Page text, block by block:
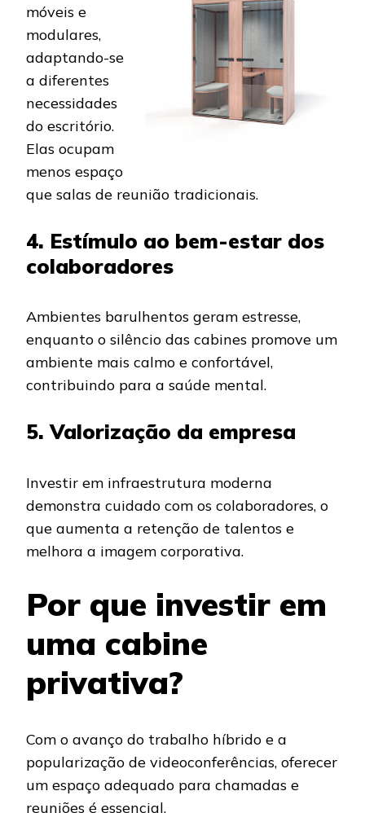
móveis e
modulares,
adaptando-se
a diferentes
necessidades
do escritório.
Elas ocupam
menos espaço
que salas de reunião tradicionais.
4. Estímulo ao bem-estar dos
colaboradores
Ambientes barulhentos geram estresse,
enquanto o silêncio das cabines promove um
ambiente mais calmo e confortável,
contribuindo para a saúde mental.
5. Valorização da empresa
Investir em infraestrutura moderna
demonstra cuidado com os colaboradores, o
que aumenta a retenção de talentos e
melhora a imagem corporativa.
Por que investir em
uma cabine
privativa?
Com o avanço do trabalho híbrido e a
popularização de videoconferências, oferecer
um espaço adequado para chamadas e
reuniões é essencial.